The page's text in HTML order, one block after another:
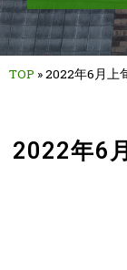
TOP »2022年6月上
2022年6